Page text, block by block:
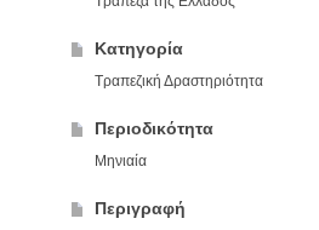
Κατηγορία
Τραπεζική Δραστηριότητα
Περιοδικότητα
Μηνιαία
Περιγραφή